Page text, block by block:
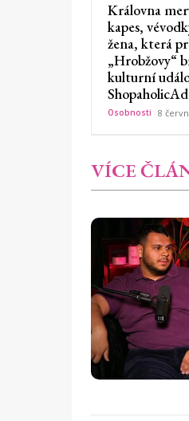
Královna
kapes,
žena, která
„Hrobžovy“
kulturní
Osobnosti 8
VÍCE